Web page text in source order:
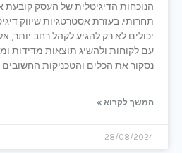
הנוכחות הדיגיטלית של העסק קובעת את
תחרותי. בעזרת אסטרטגיות שיווק
יכולים לא רק להגיע לקהל רחב יותר, אלא
עם לקוחות ולהשיג תוצאות מדידות
נסקור את הכלים והטכניקות החשובים
המשך לקרוא »
28/08/2024